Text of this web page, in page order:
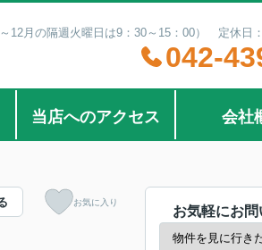
12月の隔週火曜日は9：30～15：00） 定休日
042-
当店へのアクセス 会社
お気に入り
お気軽にお